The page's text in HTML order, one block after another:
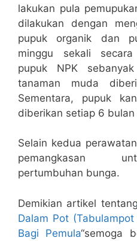
lakukan pula
dilakukan dengan
pupuk organik dan
minggu sekali
pupuk NPK
tanaman muda
Sementara, pupuk
diberikan setiap 6 bulan
Selain kedua
pemangkasan
pertumbuhan bunga.
Demikian artikel
Dalam Pot
Bagi Pemula“semoga